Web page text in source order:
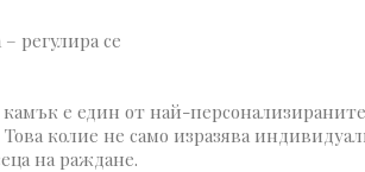
регулира се
е един от най-
Това колие не само изразява
на раждане.